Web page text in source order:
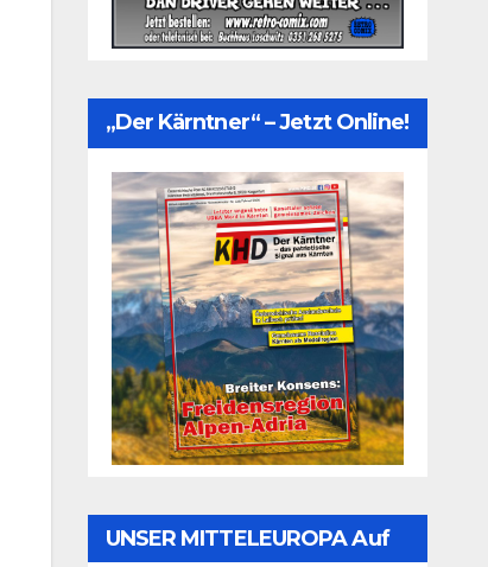
„Der Kärntner“ – Jetzt Online!
UNSER MITTELEUROPA Auf